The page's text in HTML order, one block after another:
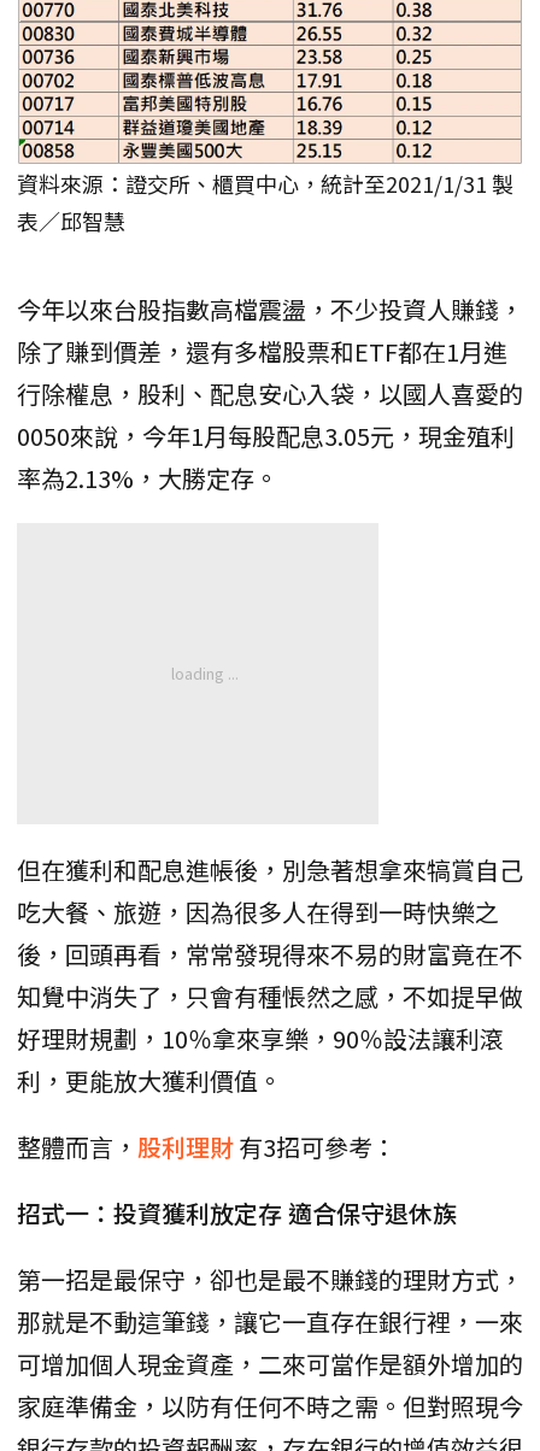
資料來源：證交所、櫃買中心，統計至2021/1/31 製
表／邱智慧
今年以來台股指數高檔震盪，不少投資人賺錢，
除了賺到價差，還有多檔股票和ETF都在1月進
行除權息，股利、配息安心入袋，以國人喜愛的
0050來說，今年1月每股配息3.05元，現金殖利
率為2.13%，大勝定存。
但在獲利和配息進帳後，別急著想拿來犒賞自己
吃大餐、旅遊，因為很多人在得到一時快樂之
後，回頭再看，常常發現得來不易的財富竟在不
知覺中消失了，只會有種悵然之感，不如提早做
好理財規劃，10％拿來享樂，90％設法讓利滾
利，更能放大獲利價值。
整體而言， 股利理財有3招可參考：
招式一：投資獲利放定存 適合保守退休族
第一招是最保守，卻也是最不賺錢的理財方式，
那就是不動這筆錢，讓它一直存在銀行裡，一來
可增加個人現金資產，二來可當作是額外增加的
家庭準備金，以防有任何不時之需。但對照現今